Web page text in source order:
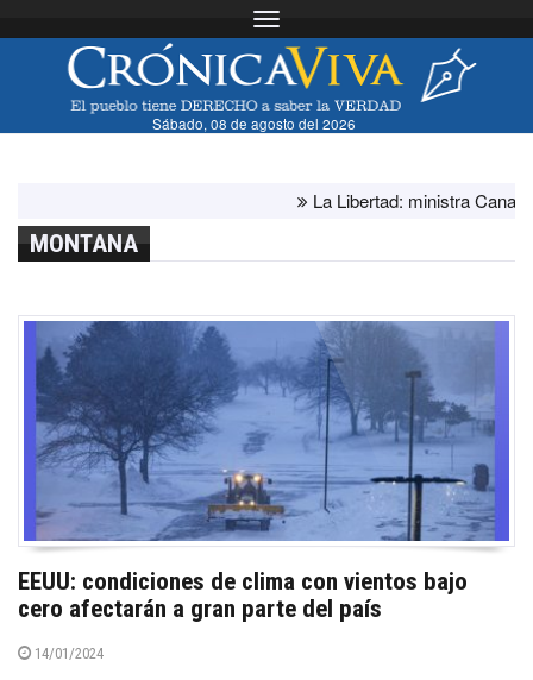
Toggle navigation
Sábado, 08 de agosto del 2026
La Libertad: ministra Canales
MONTANA
EEUU: condiciones de clima con vientos bajo
cero afectarán a gran parte del país
14/01/2024